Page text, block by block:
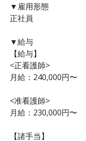
▼雇用形態
正社員
▼給与
【給与】
<正看護師>
月給：240,000円〜
<准看護師>
月給：230,000円〜
【諸手当】